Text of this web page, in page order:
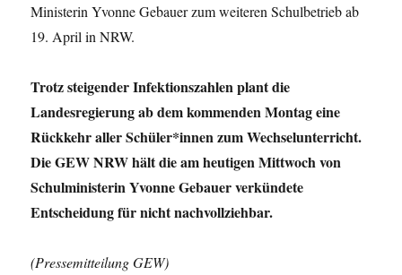
Ministerin Yvonne Gebauer zum weiteren Schulbetrieb ab
19. April in NRW.
Trotz steigender Infektionszahlen plant die
Landesregierung ab dem kommenden Montag eine
Rückkehr aller Schüler*innen zum Wechselunterricht.
Die GEW NRW hält die am heutigen Mittwoch von
Schulministerin Yvonne Gebauer verkündete
Entscheidung für nicht nachvollziehbar.
(Pressemitteilung GEW)